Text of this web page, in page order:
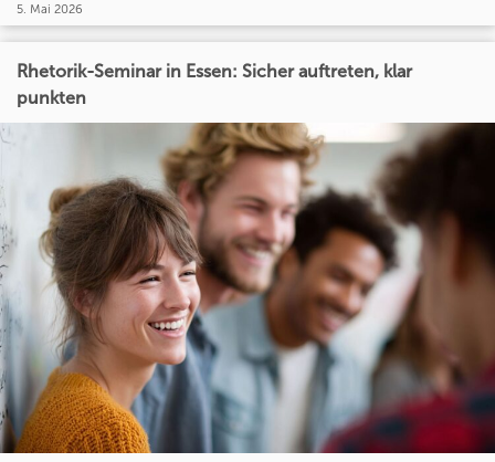
5. Mai 2026
Rhetorik-Seminar in Essen: Sicher auftreten, klar
punkten